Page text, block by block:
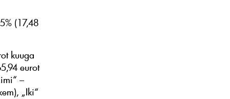
(17,48
kuuga
eurot
–
„Iki“